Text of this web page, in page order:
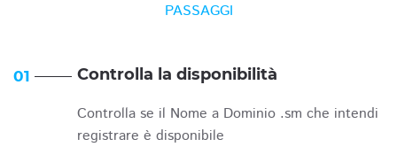
PASSAGGI
01 Controlla la disponibilità
Controlla se il Nome a Dominio .sm che intendi
registrare è disponibile